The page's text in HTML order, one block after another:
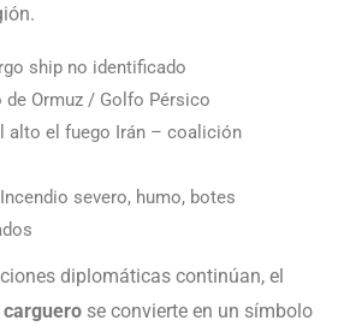
ship no identificado
de Ormuz / Golfo Pérsico
alto el fuego Irán – coalición
Incendio severo, humo, botes
diplomáticas continúan, el
se convierte en un símbolo